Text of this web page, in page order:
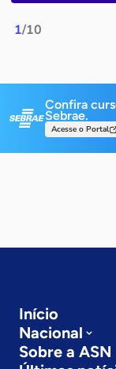
1/10
Confira
Sebrae.
Acesse o Portal
Início
Nacional
Sobre a ASN